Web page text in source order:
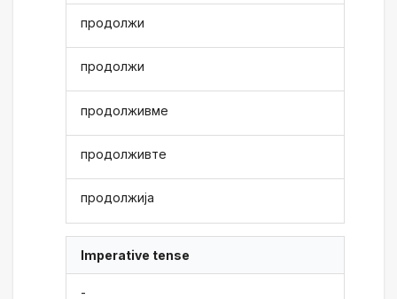
продолжи
продолжи
продолживме
продолживте
продолжија
Imperative tense
-